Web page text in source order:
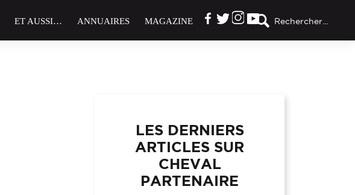
Rechercher...
ET AUSSI… ANNUAIRES MAGAZINE
LES DERNIERS
ARTICLES SUR
CHEVAL
PARTENAIRE